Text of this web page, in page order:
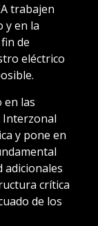
trabajen
y en la
de
eléctrico
en las
Interzonal
y pone en
adicionales
crítica
de los